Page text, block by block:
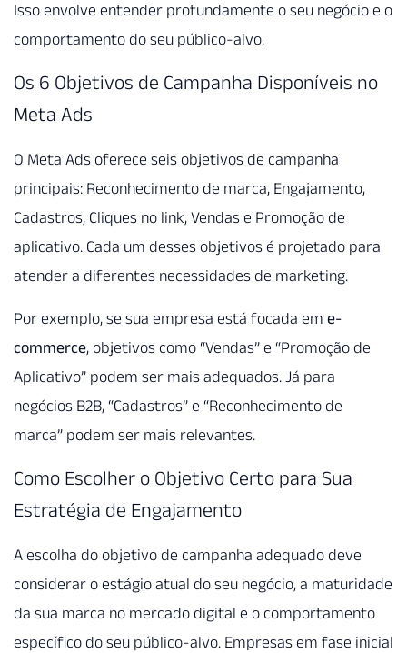
Isso envolve entender profundamente o seu negócio e o
comportamento do seu público-alvo.
Os 6 Objetivos de Campanha Disponíveis no
Meta Ads
O Meta Ads oferece seis objetivos de campanha
principais: Reconhecimento de marca, Engajamento,
Cadastros, Cliques no link, Vendas e Promoção de
aplicativo. Cada um desses objetivos é projetado para
atender a diferentes necessidades de marketing.
Por exemplo, se sua empresa está focada em e-
commerce, objetivos como “Vendas” e “Promoção de
Aplicativo” podem ser mais adequados. Já para
negócios B2B, “Cadastros” e “Reconhecimento de
marca” podem ser mais relevantes.
Como Escolher o Objetivo Certo para Sua
Estratégia de Engajamento
A escolha do objetivo de campanha adequado deve
considerar o estágio atual do seu negócio, a maturidade
da sua marca no mercado digital e o comportamento
específico do seu público-alvo. Empresas em fase inicial